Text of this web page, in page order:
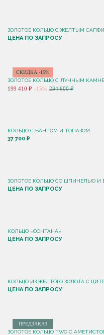
ЗОЛОТОЕ КОЛЬЦО С ЖЕЛТЫМ
ЦЕНА ПО ЗАПРОСУ
СКИДКА -15%
ЗОЛОТОЕ КОЛЬЦО С ЛУННЫМ
199 410 ₽ -15% 234 600 ₽
КОЛЬЦО С БАНТОМ И ТОПАЗОМ
37 700 ₽
ЗОЛОТОЕ КОЛЬЦО СО ШПИНЕЛЬЮ И
ЦЕНА ПО ЗАПРОСУ
КОЛЬЦО «ФОНТАНА»
ЦЕНА ПО ЗАПРОСУ
КОЛЬЦО ИЗ ЖЕЛТОГО ЗОЛОТА С
ЦЕНА ПО ЗАПРОСУ
ПРЕДЗАКАЗ
ЗОЛОТОЕ КОЛЬЦО TWO С